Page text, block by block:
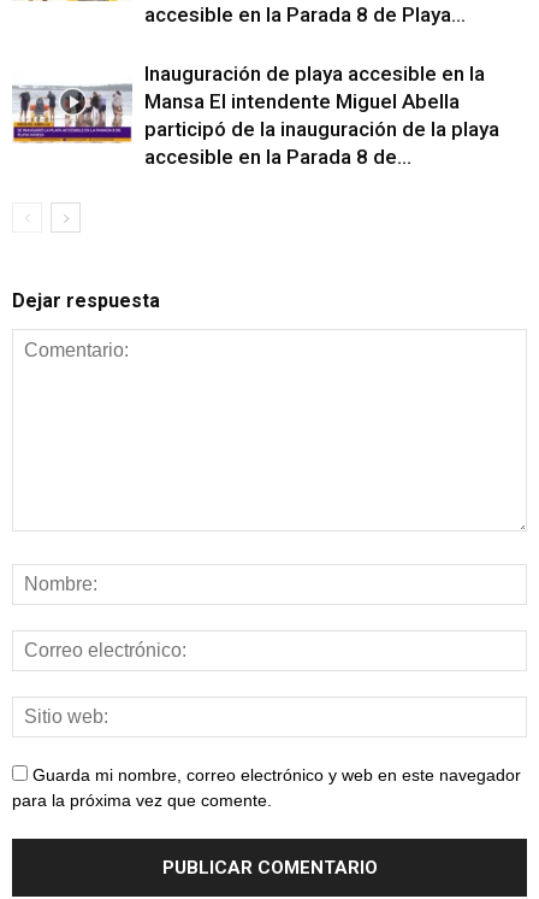
accesible en la Parada 8 de Playa...
Inauguración de playa accesible en la
Mansa El intendente Miguel Abella
participó de la inauguración de la playa
accesible en la Parada 8 de...
Dejar respuesta
Guarda mi nombre, correo electrónico y web en este navegador
para la próxima vez que comente.